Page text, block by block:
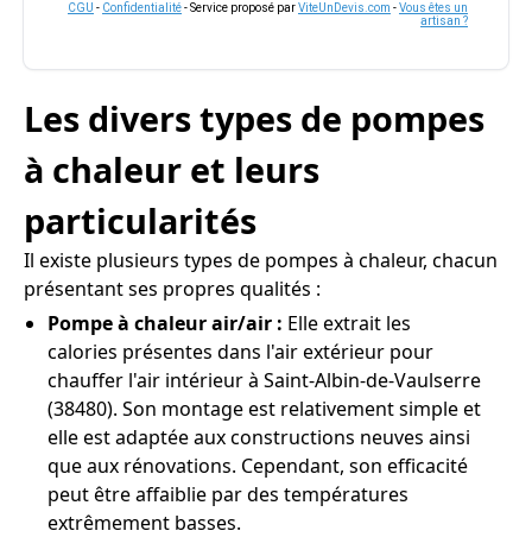
CGU - Confidentialité- Service proposé parViteUnDevis.com -Vous êtes un
artisan ?
Les divers types de pompes
à chaleur et leurs
particularités
Il existe plusieurs types de pompes à chaleur, chacun
présentant ses propres qualités :
Pompe à chaleur air/air : Elle extrait les
calories présentes dans l'air extérieur pour
chauffer l'air intérieur à Saint-Albin-de-Vaulserre
(38480). Son montage est relativement simple et
elle est adaptée aux constructions neuves ainsi
que aux rénovations. Cependant, son efficacité
peut être affaiblie par des températures
extrêmement basses.